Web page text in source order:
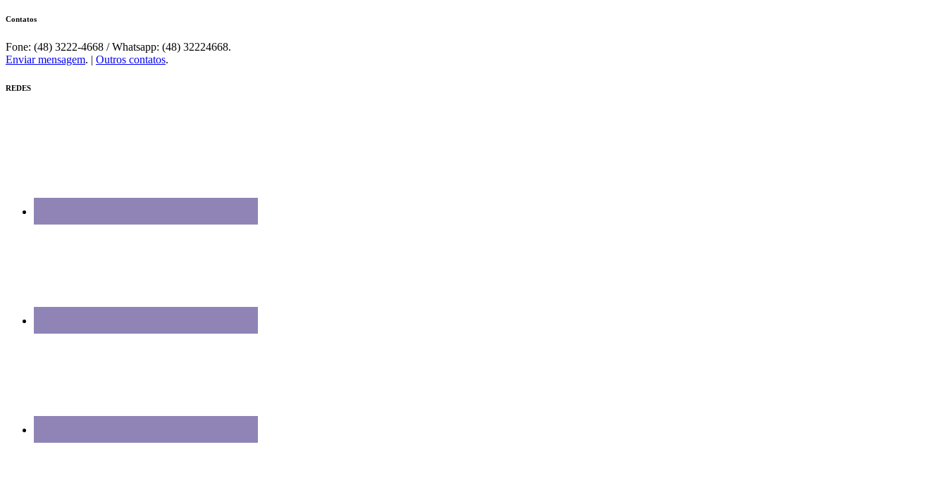
Contatos
Fone: (48) 3222-4668 / Whatsapp: (48) 32224668.
Enviar mensagem. | Outros contatos.
REDES